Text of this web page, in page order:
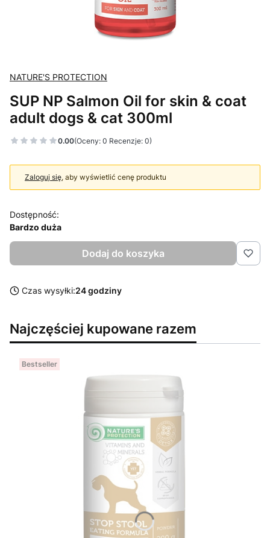
NATURE'S PROTECTION
SUP NP Salmon Oil for skin & coat
adult dogs & cat 300ml
0.00(Oceny: 0 Recenzje: 0)
Zaloguj się, aby wyświetlić cenę produktu
Dostępność:
Bardzo duża
Dodaj do koszyka
Czas wysyłki:24 godziny
Najczęściej kupowane razem
Bestseller